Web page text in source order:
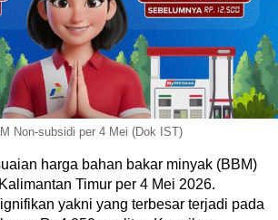
Non-subsidi per 4 Mei (Dok IST)
harga bahan bakar minyak (BBM)
Timur per 4 Mei 2026.
yakni yang terbesar terjadi pada